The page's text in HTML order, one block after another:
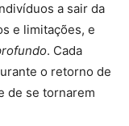
a sair da
e limitações, e
. Cada
o retorno de
de se tornarem